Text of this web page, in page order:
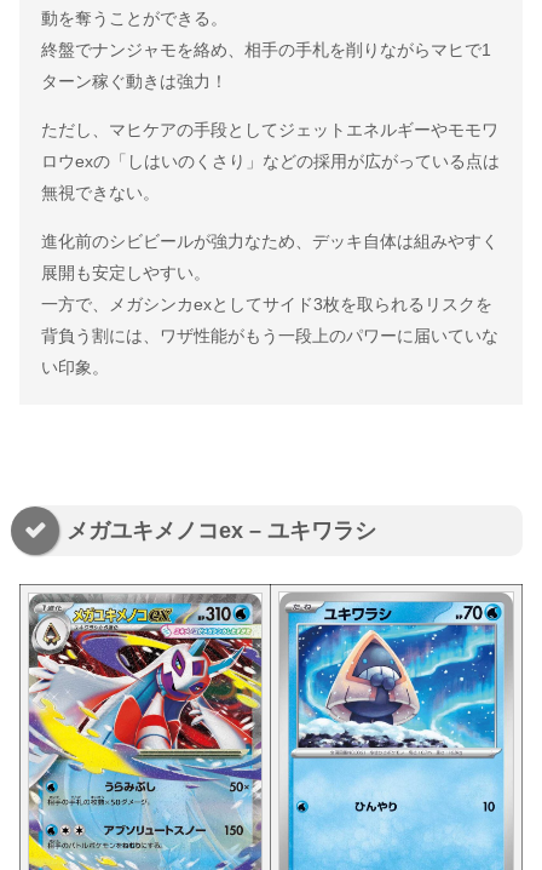
動を奪うことができる。
終盤でナンジャモを絡め、相手の手札を削りながらマヒで1
ターン稼ぐ動きは強力！
ただし、マヒケアの手段としてジェットエネルギーやモモワ
ロウexの「しはいのくさり」などの採用が広がっている点は
無視できない。
進化前のシビビールが強力なため、デッキ自体は組みやすく
展開も安定しやすい。
一方で、メガシンカexとしてサイド3枚を取られるリスクを
背負う割には、ワザ性能がもう一段上のパワーに届いていな
い印象。
メガユキメノコex – ユキワラシ